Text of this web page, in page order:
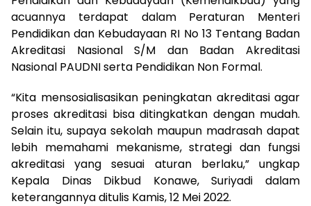
acuannya terdapat dalam Peraturan Menteri
Pendidikan dan Kebudayaan RI No 13 Tentang Badan
Akreditasi Nasional S/M dan Badan Akreditasi
Nasional PAUDNI serta Pendidikan Non Formal.
“Kita mensosialisasikan peningkatan akreditasi agar
proses akreditasi bisa ditingkatkan dengan mudah.
Selain itu, supaya sekolah maupun madrasah dapat
lebih memahami mekanisme, strategi dan fungsi
akreditasi yang sesuai aturan berlaku,” ungkap
Kepala Dinas Dikbud Konawe, Suriyadi dalam
keterangannya ditulis Kamis, 12 Mei 2022.